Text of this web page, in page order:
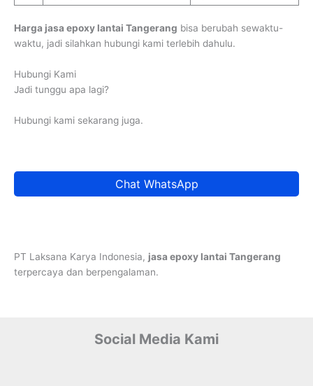
Harga jasa epoxy lantai Tangerang bisa berubah sewaktu-
waktu, jadi silahkan hubungi kami terlebih dahulu.
Hubungi Kami
Jadi tunggu apa lagi?
Hubungi kami sekarang juga.
Chat WhatsApp
PT Laksana Karya Indonesia, jasa epoxy lantai Tangerang
terpercaya dan berpengalaman.
Social Media Kami